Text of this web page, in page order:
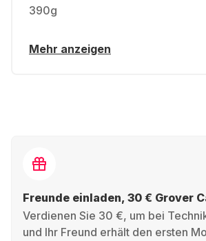
390g
Mehr anzeigen
Freunde einladen, 30 € Grover
Verdienen Sie 30 €, um bei
und Ihr Freund erhält den ersten